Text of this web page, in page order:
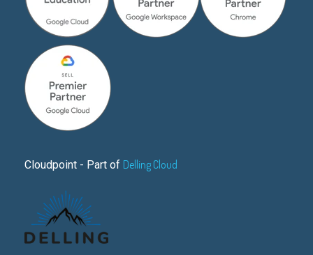
Cloudpoint - Part of Delling Cloud